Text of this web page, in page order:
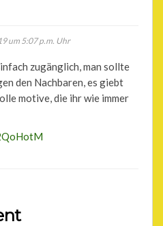
um 5:07 p.m. Uhr
zugänglich, man sollte
den Nachbaren, es giebt
motive, die ihr wie immer